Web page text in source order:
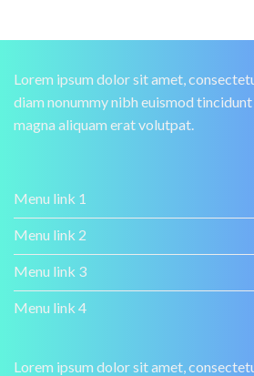
Lorem ipsum dolor sit amet,
diam nonummy nibh euismod
magna aliquam erat volutpat.
Menu link 1
Menu link 2
Menu link 3
Menu link 4
Lorem ipsum dolor sit amet,